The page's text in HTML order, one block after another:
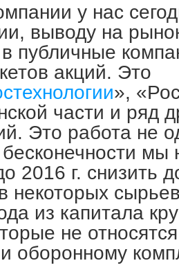
у нас
выводу на
публичные
акций. Это
»,
части и ряд
Это работа не
бесконечности
2016 г. снизить
некоторых
из капитала
не
оборонному